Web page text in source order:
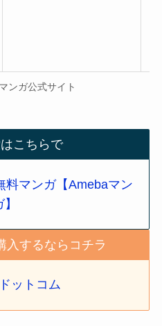
ンガ公式サイト
こちらで
料マンガ【Amebaマン
入するならコチラ
ットコム